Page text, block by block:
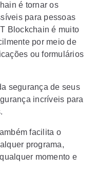
é tornar os
para pessoas
Blockchain é muito
por meio de
ou formulários
segurança de seus
incríveis para
facilita o
programa,
momento e